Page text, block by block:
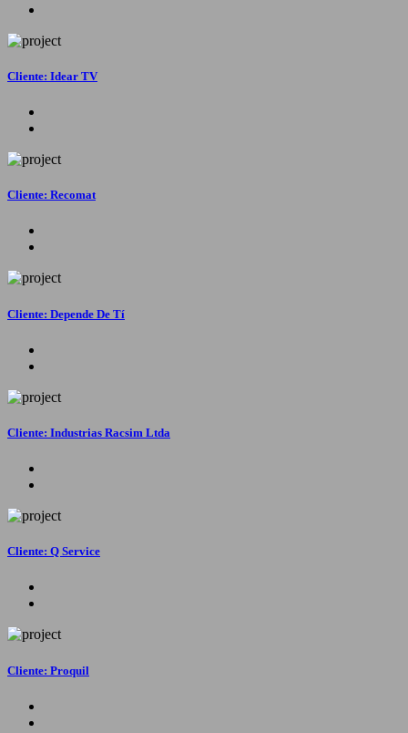
Cliente: Idear TV
Cliente: Recomat
Cliente: Depende De Tí
Cliente: Industrias Racsim Ltda
Cliente: Q Service
Cliente: Proquil